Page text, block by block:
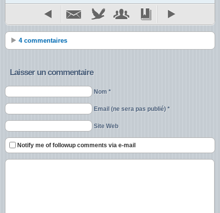
4 commentaires
Laisser un commentaire
Nom *
Email (ne sera pas publié) *
Site Web
Notify me of followup comments via e-mail